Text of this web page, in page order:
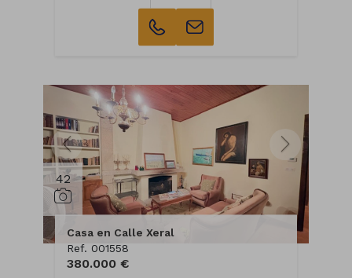
42
Casa en Calle Xeral
Ref. 001558
380.000 €